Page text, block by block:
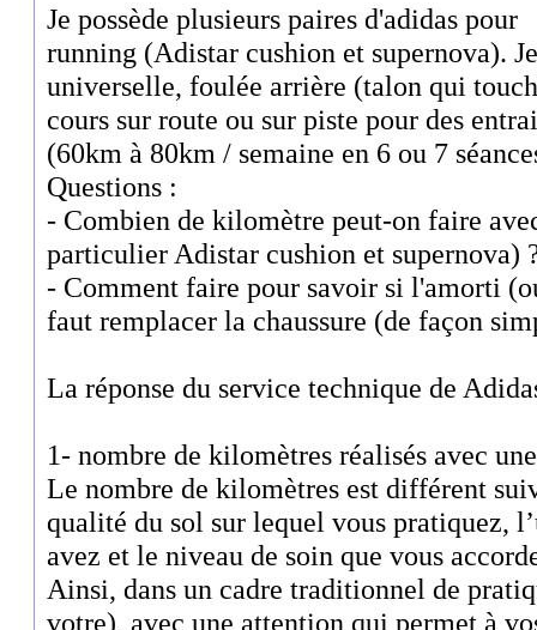
Je possède plusieurs paires d'adidas pour
running (Adistar cushion et supernova).
universelle, foulée arrière (talon qui
cours sur route ou sur piste pour des
(60km à 80km / semaine en 6 ou 7
Questions :
- Combien de kilomètre peut-on faire
particulier Adistar cushion et supernova)
- Comment faire pour savoir si l'amorti
faut remplacer la chaussure (de façon
La réponse du service technique de
1- nombre de kilomètres réalisés avec
Le nombre de kilomètres est différent
qualité du sol sur lequel vous pratiquez,
avez et le niveau de soin que vous
Ainsi, dans un cadre traditionnel de
votre), avec une attention qui permet à